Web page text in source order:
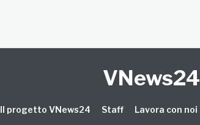
VNews24
Il progetto VNews24 Staff Lavora con noi